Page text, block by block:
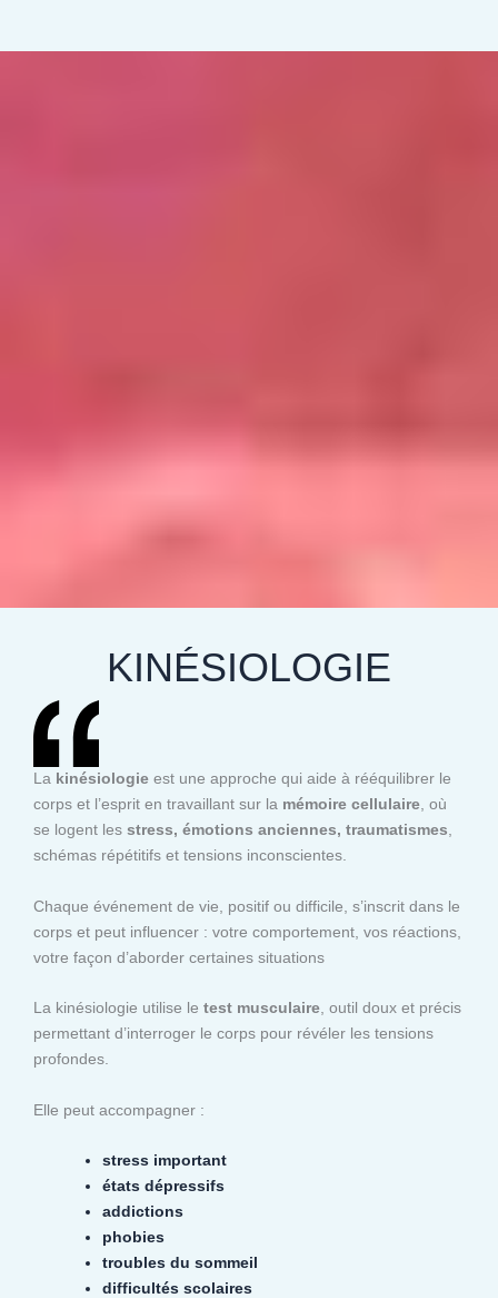
KINÉSIOLOGIE
La kinésiologie est une approche qui aide à rééquilibrer le
corps et l’esprit en travaillant sur la mémoire cellulaire, où
se logent les stress, émotions anciennes, traumatismes,
schémas répétitifs et tensions inconscientes.
Chaque événement de vie, positif ou difficile, s’inscrit dans le
corps et peut influencer : votre comportement, vos réactions,
votre façon d’aborder certaines situations
La kinésiologie utilise le test musculaire, outil doux et précis
permettant d’interroger le corps pour révéler les tensions
profondes.
Elle peut accompagner :
stress important
états dépressifs
addictions
phobies
troubles du sommeil
difficultés scolaires